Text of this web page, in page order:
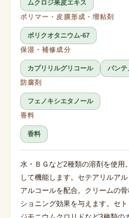
ムクロジ果皮エキス
ポリマー・皮膜形成・増粘剤
ポリクオタニウム-67
保湿・補修成分
カプリリルグリコール
パンテ
防腐剤
フェノキシエタノール
香料
香料
水・ＢＧなど2種類の溶剤を使用
して機能します。セテアリルア
アルコールを配合。クリームの
ショニング効果を与えます。セ